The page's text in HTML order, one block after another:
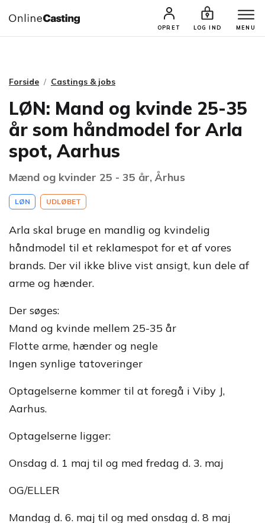
OPRET LOG IND MENU
CASTINGS & JOBS SØG PROFIL
Forside Castings & jobs
LØN: Mand og kvinde 25-35
år som håndmodel for Arla
spot, Aarhus
Mænd og kvinder 25 - 35 år, Århus
LØN UDLØBET
Arla skal bruge en mandlig og kvindelig
håndmodel til et reklamespot for et af vores
brands. Der vil ikke blive vist ansigt, kun dele af
arme og hænder.
Der søges:
Mand og kvinde mellem 25-35 år
Flotte arme, hænder og negle
Ingen synlige tatoveringer
Optagelserne kommer til at foregå i Viby J,
Aarhus.
Optagelserne ligger:
Onsdag d. 1 maj til og med fredag d. 3. maj
OG/ELLER
Mandag d. 6. maj til og med onsdag d. 8 maj